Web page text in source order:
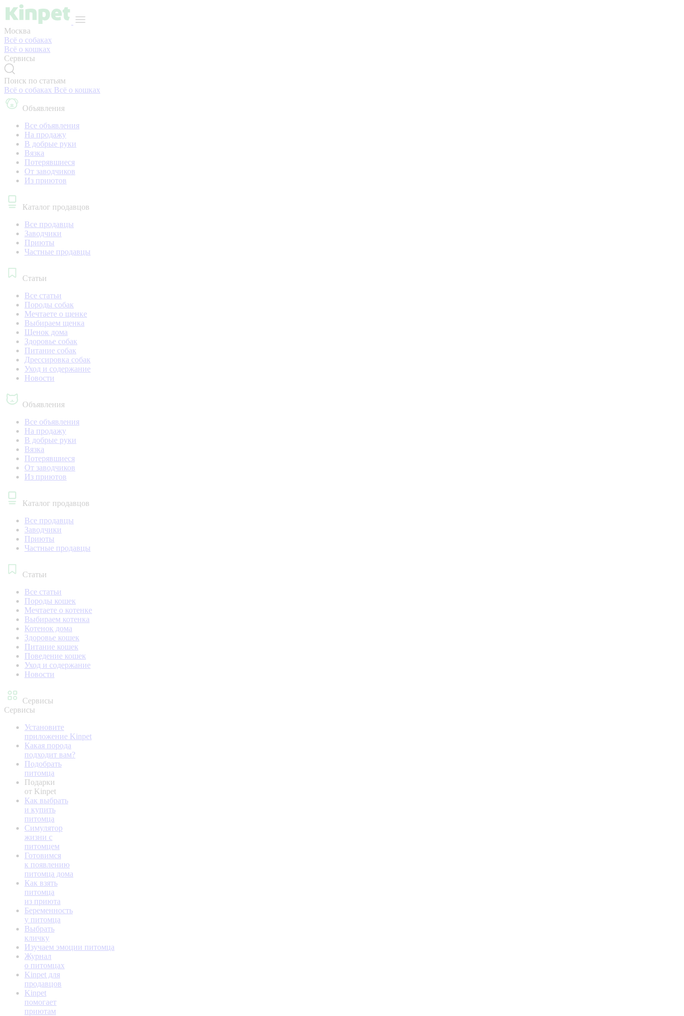
Москва
Всё о собаках
Всё о кошках
Сервисы
Поиск по статьям
Всё о собаках Всё о кошках
Объявления
Все объявления
На продажу
В добрые руки
Вязка
Потерявшиеся
От заводчиков
Из приютов
Каталог продавцов
Все продавцы
Заводчики
Приюты
Частные продавцы
Статьи
Все статьи
Породы собак
Мечтаете о щенке
Выбираем щенка
Щенок дома
Здоровье собак
Питание собак
Дрессировка собак
Уход и содержание
Новости
Объявления
Все объявления
На продажу
В добрые руки
Вязка
Потерявшиеся
От заводчиков
Из приютов
Каталог продавцов
Все продавцы
Заводчики
Приюты
Частные продавцы
Статьи
Все статьи
Породы кошек
Мечтаете о котенке
Выбираем котенка
Котенок дома
Здоровье кошек
Питание кошек
Поведение кошек
Уход и содержание
Новости
Сервисы
Сервисы
Установите
приложение Kinpet
Какая порода
подходит вам?
Подобрать
питомца
Подарки
от Kinpet
Как выбрать
и купить
питомца
Симулятор
жизни с
питомцем
Готовимся
к появлению
питомца дома
Как взять
питомца
из приюта
Беременность
у питомца
Выбрать
кличку
Изучаем эмоции питомца
Журнал
о питомцах
Kinpet для
продавцов
Kinpet
помогает
приютам